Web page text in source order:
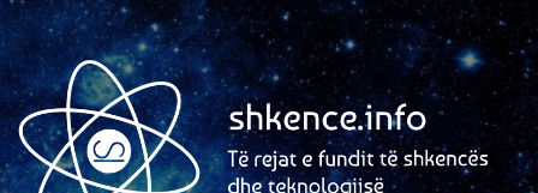
Skip
to
content